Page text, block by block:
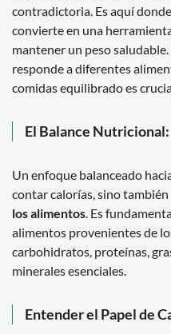
contradictoria. Es aquí
convierte en una
mantener un peso
responde a diferentes
comidas equilibrado es
El Balance
Un enfoque balanceado
contar calorías, sino
los alimentos . Es
alimentos provenientes de
carbohidratos, proteínas,
minerales esenciales.
Entender el Papel de